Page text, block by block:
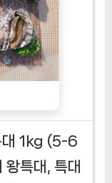
대 1kg (5-6
특대, 특대